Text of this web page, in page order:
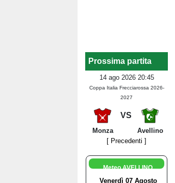
Prossima partita
14 ago 2026 20:45
Coppa Italia Frecciarossa 2026-
2027
VS
Monza
Avellino
[ Precedenti ]
Meteo AVELLINO